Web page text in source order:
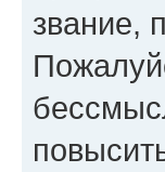
звание,